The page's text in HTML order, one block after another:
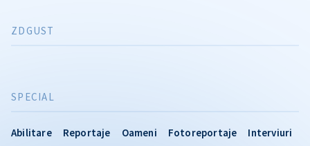
SPECIAL
Abilitare Reportaje Oameni Fotoreportaje
Interviuri
ZDGUST